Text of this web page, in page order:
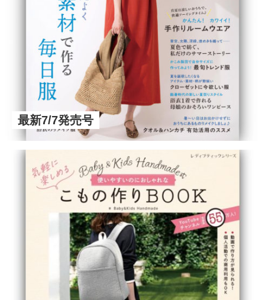
最新7/7発売号